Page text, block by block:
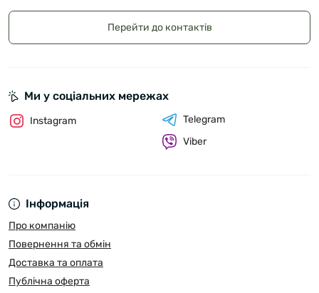
Перейти до контактів
Інформація
Про компанію
Повернення та обмін
Доставка та оплата
Публічна оферта
Ми у соціальних мережах
Instagram
Telegram
Viber